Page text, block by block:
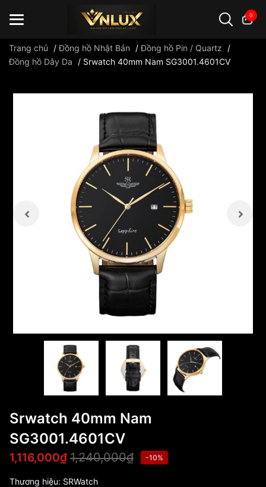
0
Trang chủ /Đồng hồ Nhật Bản /Đồng hồ Pin / Quartz
/
Đồng hồ Dây Da
/ Srwatch 40mm Nam SG3001.4601CV
Srwatch 40mm Nam
SG3001.4601CV
1,116,000₫ 1,240,000₫ -10%
Thương hiệu: SRWatch